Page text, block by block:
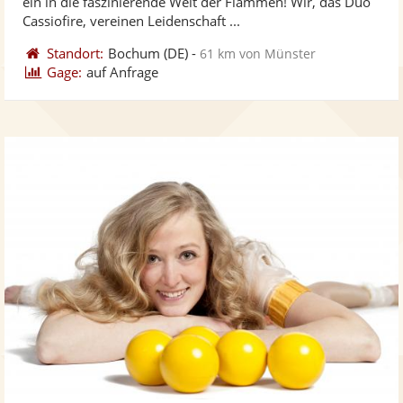
Cassiofire, vereinen Leidenschaft ...
Standort: Bochum (DE) -61 km von Münster
Gage: auf Anfrage